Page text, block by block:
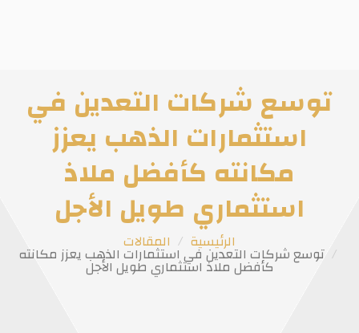
توسع شركات التعدين في
استثمارات الذهب يعزز
مكانته كأفضل ملاذ
استثماري طويل الأجل
الرئيسية المقالات
توسع شركات التعدين في استثمارات الذهب يعزز مكانته
كأفضل ملاذ استثماري طويل الأجل